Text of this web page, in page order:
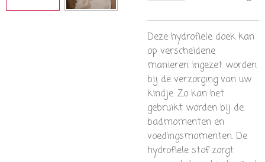
Deze hydrofiele doek kan
op verscheidene
manieren ingezet worden
bij de verzorging van uw
kindje. Zo kan het
gebruikt worden bij de
badmomenten en
voedingsmomenten. De
hydrofiele stof zorgt